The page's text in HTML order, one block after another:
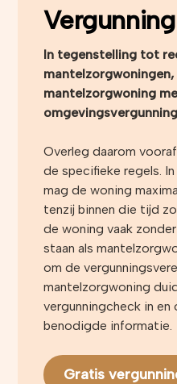
In tegenstelling tot
mantelzorgwoning
Overleg daarom
de specifieke regels.
mag de woning
tenzij binnen die tijd
de woning vaak
staan als
om de
mantelzorgwoning
vergunningcheck in en
benodigde informatie.
Gratis